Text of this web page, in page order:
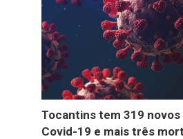
Tocantins tem 319 novos
Covid-19 e mais três